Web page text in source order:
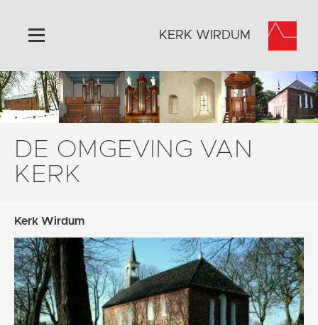
Home
Algemeen
Historie
Omgeving
Activiteiten
Vaktaal
KERK WIRDUM
DE OMGEVING VAN
KERK
Kerk Wirdum